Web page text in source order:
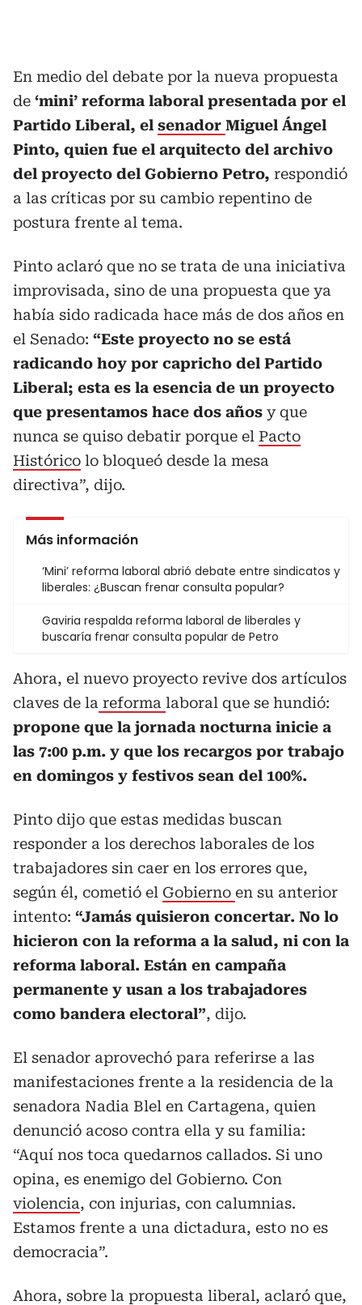
En medio del debate por la nueva propuesta
de ‘mini’ reforma laboral presentada por el
Partido Liberal, el senador Miguel Ángel
Pinto, quien fue el arquitecto del archivo
del proyecto del Gobierno Petro, respondió
a las críticas por su cambio repentino de
postura frente al tema.
Pinto aclaró que no se trata de una iniciativa
improvisada, sino de una propuesta que ya
había sido radicada hace más de dos años en
el Senado: “Este proyecto no se está
radicando hoy por capricho del Partido
Liberal; esta es la esencia de un proyecto
que presentamos hace dos años y que
nunca se quiso debatir porque el Pacto
Histórico lo bloqueó desde la mesa
directiva”, dijo.
Más información
‘Mini’ reforma laboral abrió debate entre sindicatos y
liberales: ¿Buscan frenar consulta popular?
Gaviria respalda reforma laboral de liberales y
buscaría frenar consulta popular de Petro
Ahora, el nuevo proyecto revive dos artículos
claves de la reforma laboral que se hundió:
propone que la jornada nocturna inicie a
las 7:00 p.m. y que los recargos por trabajo
en domingos y festivos sean del 100%.
Pinto dijo que estas medidas buscan
responder a los derechos laborales de los
trabajadores sin caer en los errores que,
según él, cometió el Gobierno en su anterior
intento: “Jamás quisieron concertar. No lo
hicieron con la reforma a la salud, ni con la
reforma laboral. Están en campaña
permanente y usan a los trabajadores
como bandera electoral”, dijo.
El senador aprovechó para referirse a las
manifestaciones frente a la residencia de la
senadora Nadia Blel en Cartagena, quien
denunció acoso contra ella y su familia:
“Aquí nos toca quedarnos callados. Si uno
opina, es enemigo del Gobierno. Con
violencia, con injurias, con calumnias.
Estamos frente a una dictadura, esto no es
democracia”.
Ahora, sobre la propuesta liberal, aclaró que,